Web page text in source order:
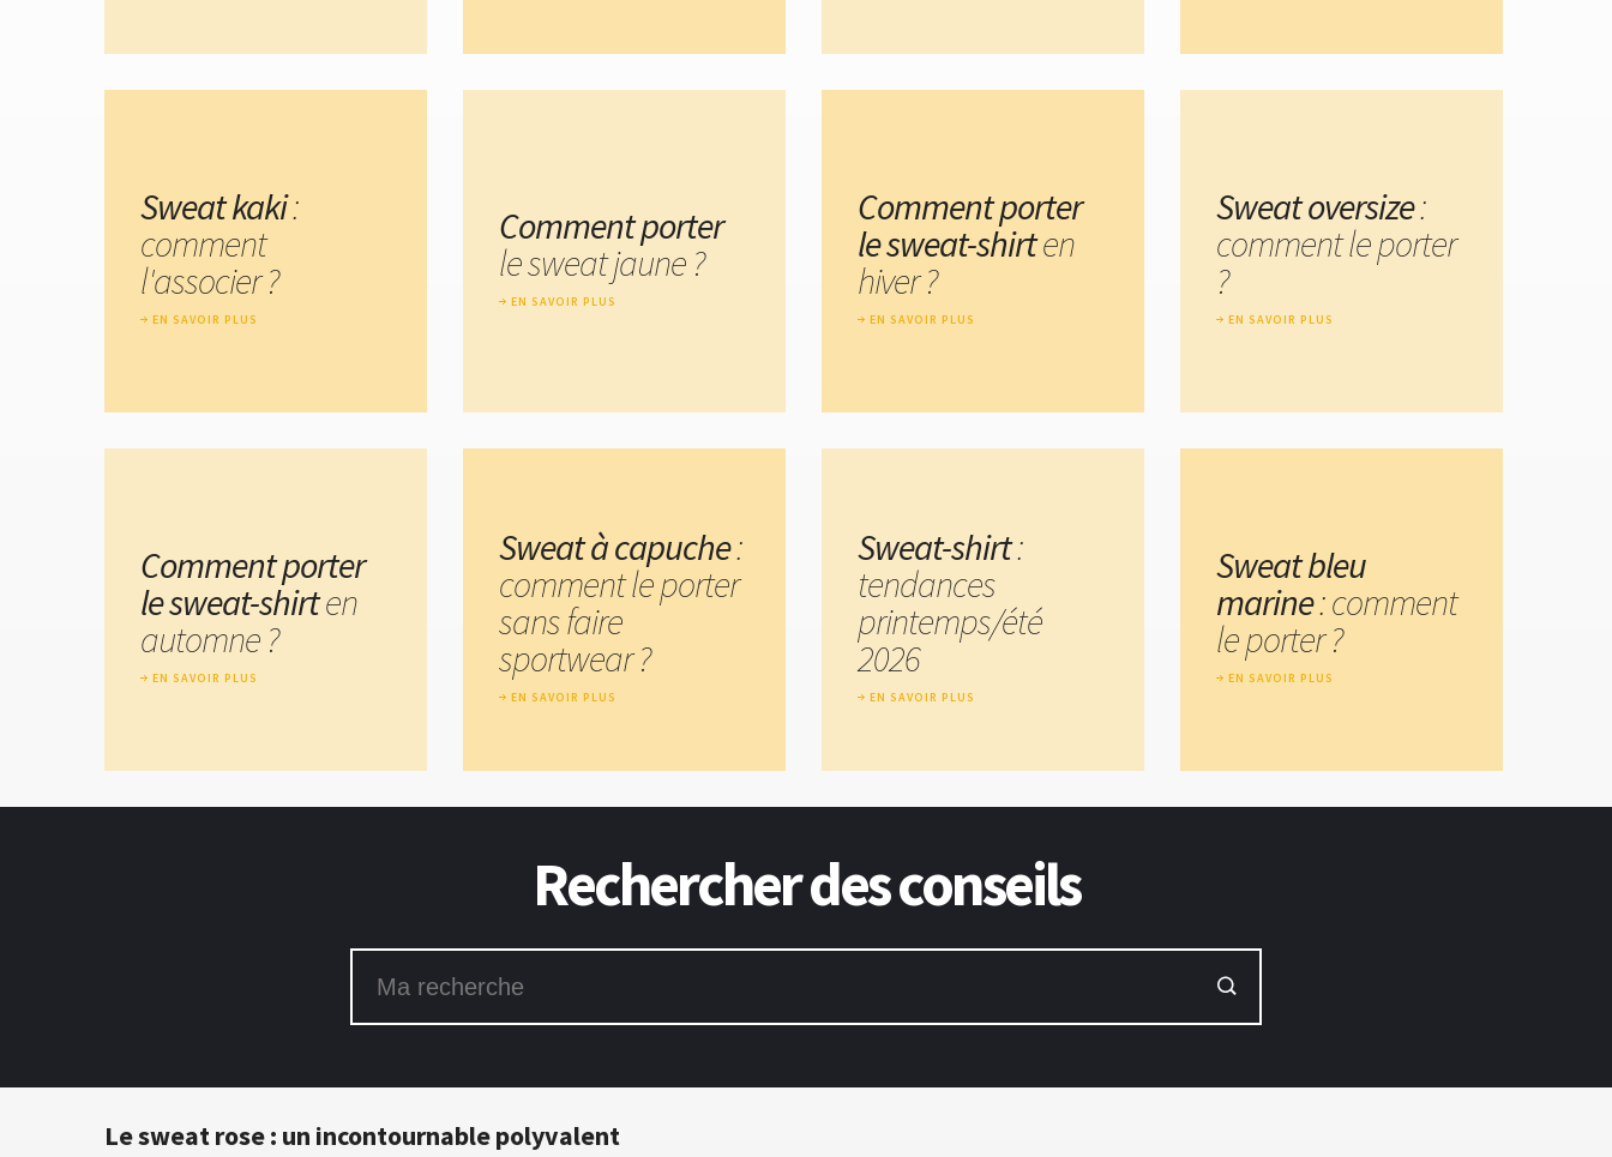
Le sweat rose : un incontournable polyvalent
Sweat kaki:
comment
l'associer ?
EN SAVOIR PLUS
Comment porter
le sweat jaune ?
EN SAVOIR PLUS
Comment porter
le sweat-shirten
hiver ?
EN SAVOIR PLUS
Sweat oversize:
comment le porter
?
EN SAVOIR PLUS
Comment porter
le sweat-shirten
automne ?
EN SAVOIR PLUS
Sweat à capuche:
comment le porter
sans faire
sportwear ?
EN SAVOIR PLUS
Sweat-shirt:
tendances
printemps/été
2026
EN SAVOIR PLUS
Sweat bleu
marine: comment
le porter ?
EN SAVOIR PLUS
Rechercher des conseils